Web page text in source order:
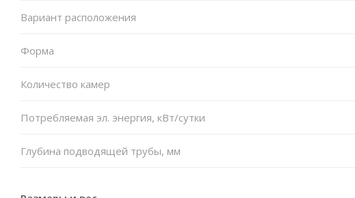
Вариант расположения
Форма
Количество камер
Потребляемая эл. энергия, кВт/сутки
Глубина подводящей трубы, мм